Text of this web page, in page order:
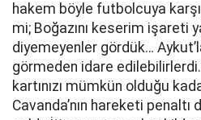
hakem böyle futbolcuya
mi; Boğazını keserim işareti
diyemeyenler gördük…
görmeden idare
kartınızı mümkün olduğu
Cavanda’nın hareketi